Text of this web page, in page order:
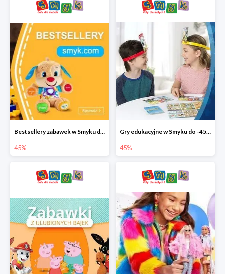
Bestsellery zabawek w Smyku do -45%
45%
Gry edukacyjne w Smyku do -45%
45%